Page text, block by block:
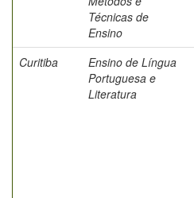
Técnicas de
Ensino
Curitiba
Ensino de Língua
Portuguesa e
Literatura